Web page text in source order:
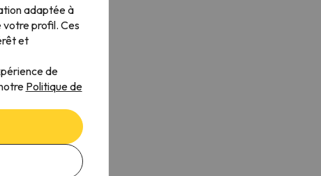
de cuisine
à manger
adaptée à
profil. Ces
et
de
Politique de